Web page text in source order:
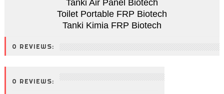
Tanki Air Panel Biotech
Toilet Portable FRP Biotech
Tanki Kimia FRP Biotech
0 REVIEWS:
0 REVIEWS: